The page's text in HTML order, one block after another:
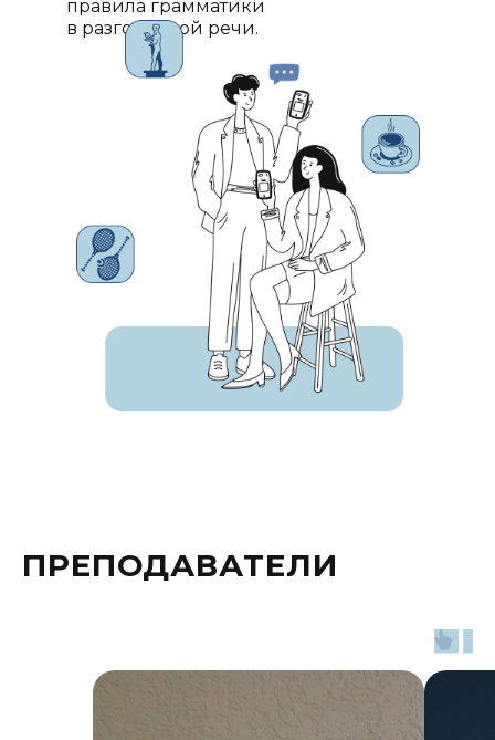
правила грамматики
в разговорной речи.
ПРЕПОДАВАТЕЛИ